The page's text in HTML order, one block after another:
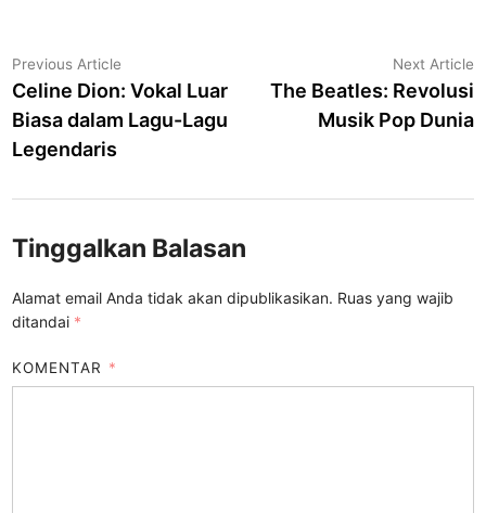
Navigasi
pos
Previous Article
article:
Celine Dion: Vokal Luar
Biasa dalam Lagu-Lagu
Legendaris
Next Article
The Beatles: Revolusi
Musik Pop Dunia
Tinggalkan Balasan
Alamat email Anda tidak akan dipublikasikan. Ruas yang wajib
ditandai *
KOMENTAR *